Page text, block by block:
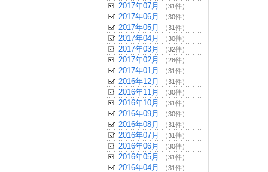
2017年07月 （31件）
2017年06月 （30件）
2017年05月 （31件）
2017年04月 （30件）
2017年03月 （32件）
2017年02月 （28件）
2017年01月 （31件）
2016年12月 （31件）
2016年11月 （30件）
2016年10月 （31件）
2016年09月 （30件）
2016年08月 （31件）
2016年07月 （31件）
2016年06月 （30件）
2016年05月 （31件）
2016年04月 （31件）